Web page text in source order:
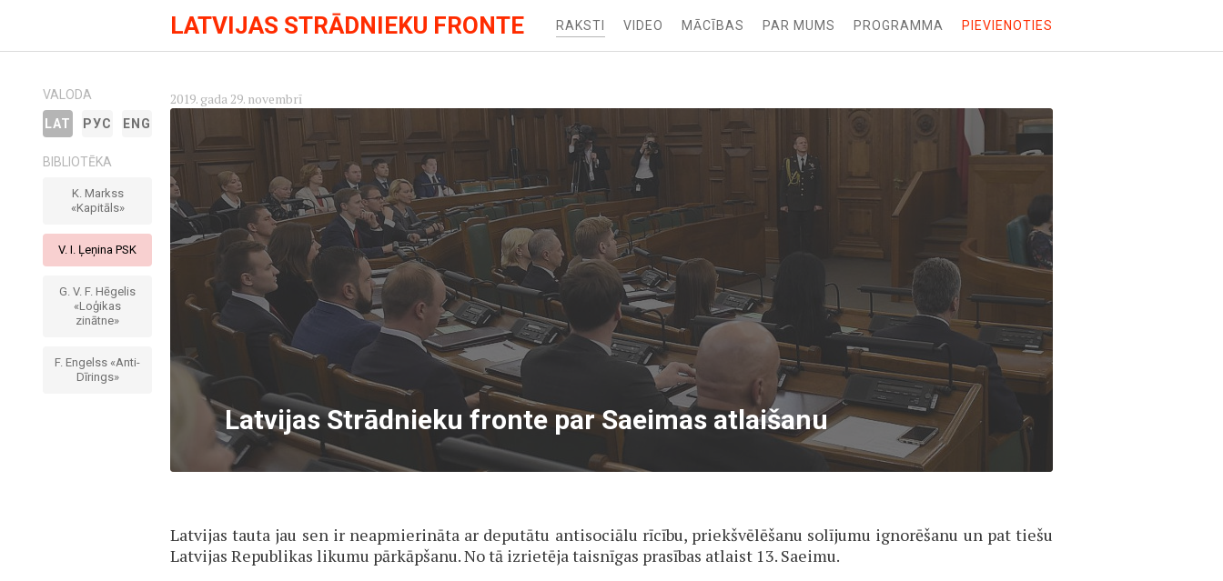
LATVIJAS STRĀDNIEKU FRONTE RAKSTI VIDEO MĀCĪBAS PAR MUMS PROGRAMMA PIEVIENOTIES
VALODA
LAT
РУС ENG
BIBLIOTĒKA
K. Markss
«Kapitāls»
V. I. Ļeņina PSK
G. V. F. Hēgelis
«Loģikas
zinātne»
F. Engelss «Anti-
Dīrings»
2019. gada 29. novembrī
Latvijas Strādnieku fronte par Saeimas atlaišanu
Latvijas tauta jau sen ir neapmierināta ar deputātu antisociālu rīcību, priekšvēlēšanu solījumu ignorēšanu un pat tiešu
Latvijas Republikas likumu pārkāpšanu. No tā izrietēja taisnīgas prasības atlaist 13. Saeimu.